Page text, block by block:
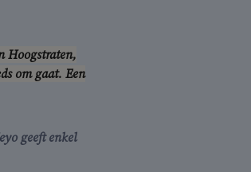
Hoogstraten,
om gaat. Een
geeft enkel